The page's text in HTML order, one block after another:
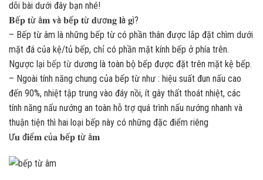
dõi bài dưới đây bạn nhé!
️𝐁ế𝐩 𝐭ừ â𝐦 𝐯à 𝐛ế𝐩 𝐭ừ 𝐝ươ𝐧𝐠 𝐥à 𝐠ì?
– Bếp từ âm là những bếp từ có phần thân được lắp đặt chìm dưới
mặt đá của kệ/tủ bếp, chỉ có phần mặt kính bếp ở phía trên.
Ngược lại bếp từ dương là toàn bộ bếp được đặt trên mặt kệ bếp.
– Ngoài tính năng chung của bếp từ như : hiệu suất đun nấu cao
đến 90%, nhiệt tập trung vào đáy nồi, ít gây thất thoát nhiệt, các
tính năng nấu nướng an toàn hỗ trợ quá trình nấu nướng nhanh và
thuận tiện thì hai loại bếp này có những đặc điểm riêng
Ư𝐮 đ𝐢ể𝐦 𝐜ủ𝐚 𝐛ế𝐩 𝐭ừ â𝐦